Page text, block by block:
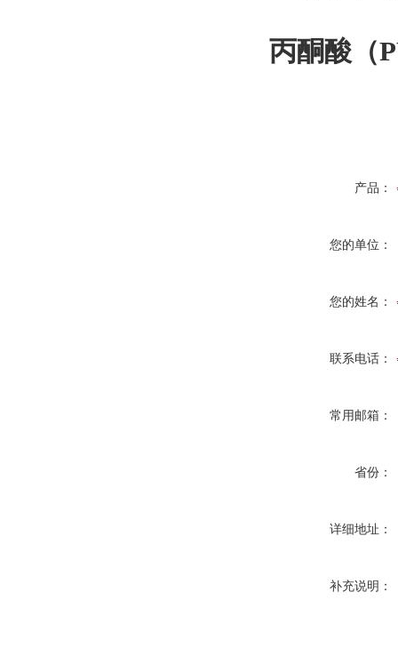
丙酮酸（
产品：
您的单位：
您的姓名：
联系电话：
常用邮箱：
省份：
详细地址：
补充说明：